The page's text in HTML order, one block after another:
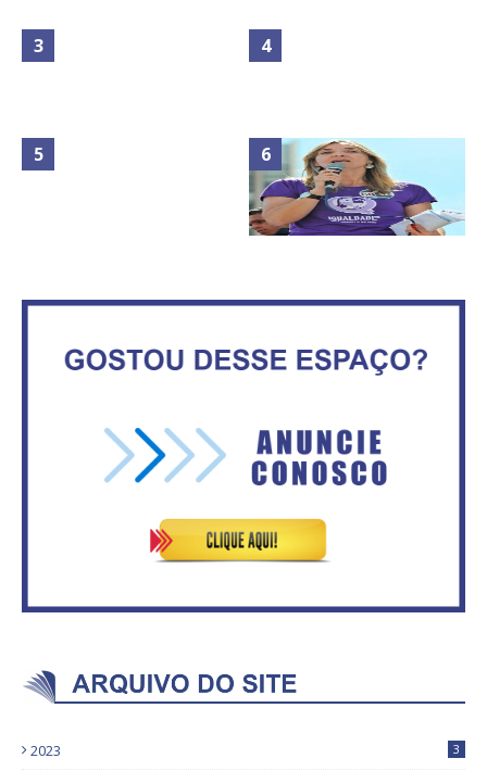
No Brasil do golpe, 61,5 mi de
consumidores estão
inadimplentes
Circulação de ar no túnel será
fazendo o dever de casa, disse
Bolsonaro sobre Previdência
o GDF, quer unir Esquerda e
empolga militância do PT
2023 3